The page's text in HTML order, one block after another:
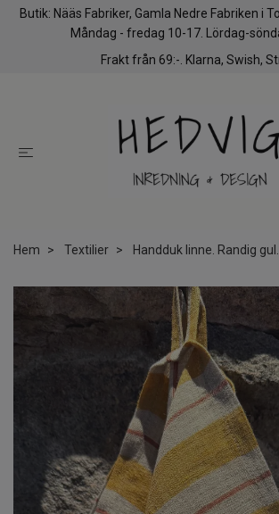
Butik: Nääs Fabriker, Gamla Nedre Fabriken i
Måndag - fredag 10-17. Lördag-
Frakt från 69:-. Klarna, Swish,
Hem Textilier Handduk linne. Randig gul.